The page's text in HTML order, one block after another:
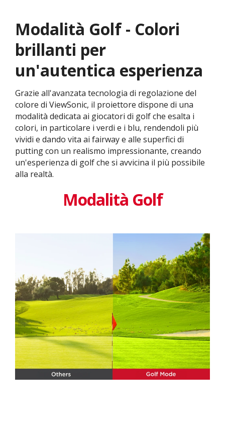
Modalità Golf - Colori
brillanti per
un'autentica esperienza
Grazie all'avanzata tecnologia di regolazione del
colore di ViewSonic, il proiettore dispone di una
modalità dedicata ai giocatori di golf che esalta i
colori, in particolare i verdi e i blu, rendendoli più
vividi e dando vita ai fairway e alle superfici di
putting con un realismo impressionante, creando
un'esperienza di golf che si avvicina il più possibile
alla realtà.
Modalità Golf